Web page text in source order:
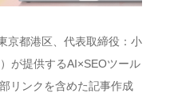
京都港区、代表取締役：小
が提供するAI×SEOツール
リンクを含めた記事作成